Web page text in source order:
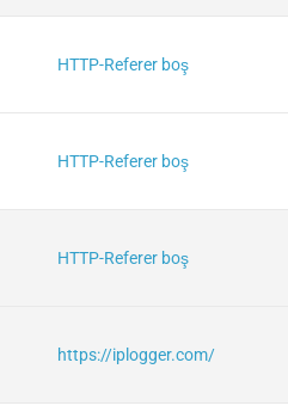
HTTP-Referer boş
HTTP-Referer boş
HTTP-Referer boş
https://iplogger.com/